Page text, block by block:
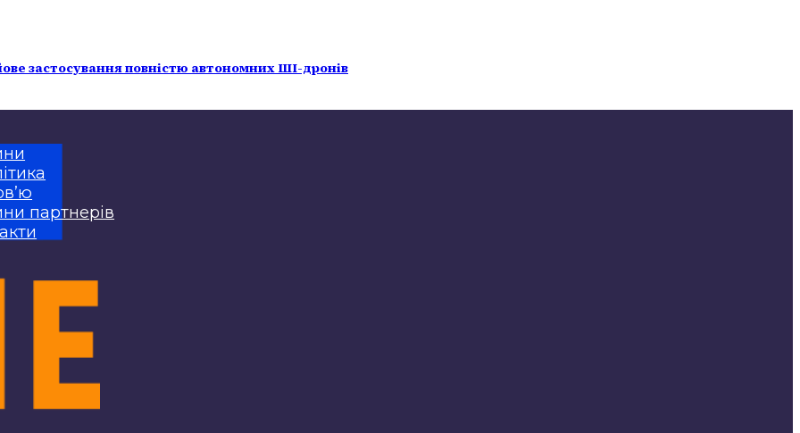
застосування повністю автономних ШІ-дронів
партнерів